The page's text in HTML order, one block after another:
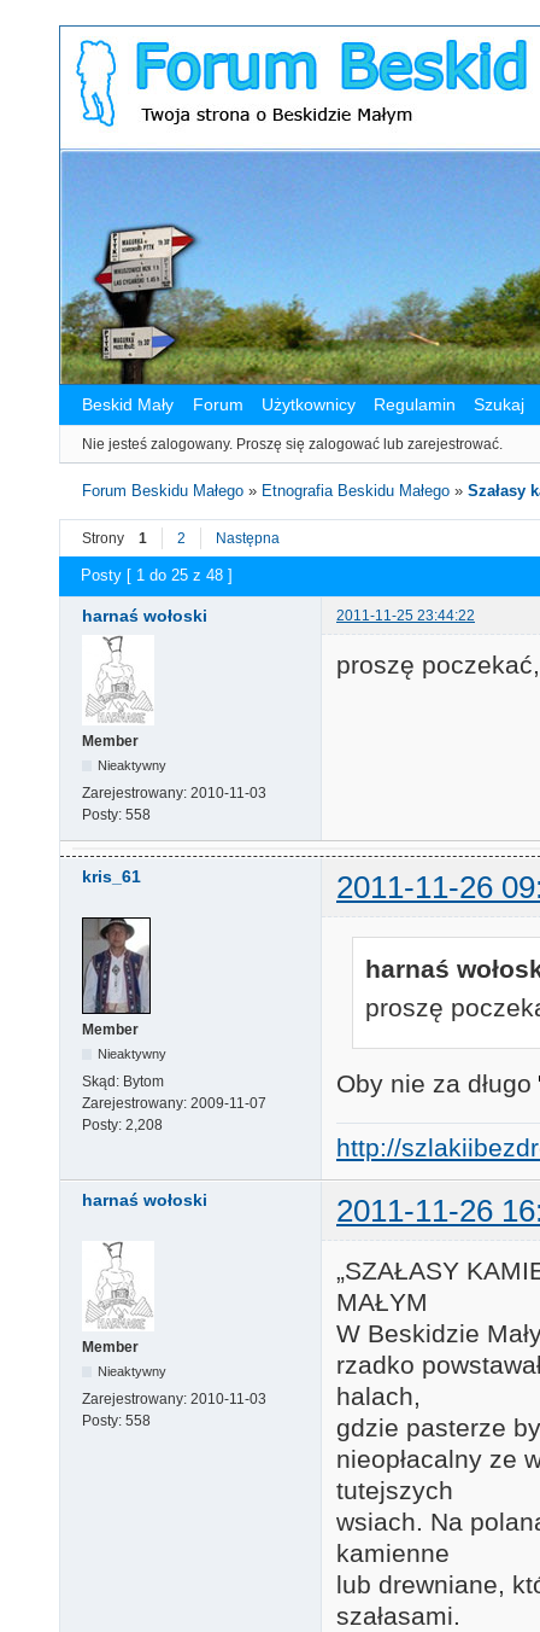
Beskid Mały Forum Użytkownicy Regulamin Szukaj
Nie jesteś zalogowany. Proszę się zalogować lub zarejestrować.
Forum Beskidu Małego » Etnografia Beskidu Małego »Szałasy
Strony 1 2 Następna
Posty [ 1 do 25 z 48 ]
harnaś wołoski 2011-11-25 23:44:22
Member
Nieaktywny
Zarejestrowany: 2010-11-03
Posty: 558
proszę
kris_61 2011-11-26
Member
Nieaktywny
Skąd: Bytom
Zarejestrowany: 2009-11-07
Posty: 2,208
harnaś
proszę
Oby nie za długo
http://
harnaś wołoski 2011-11-26
Member
Nieaktywny
Zarejestrowany: 2010-11-03
Posty: 558
„SZAŁASY
MAŁYM
W Beskidzie
rzadko
halach,
gdzie pasterze
nieopłacalny ze
tutejszych
wsiach. Na
kamienne
lub drewniane,
szałasami.